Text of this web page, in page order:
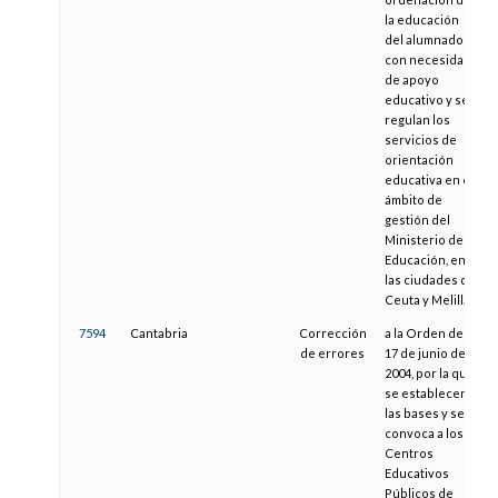
la educación
del alumnado
con necesidad
de apoyo
educativo y se
regulan los
servicios de
orientación
educativa en el
ámbito de
gestión del
Ministerio de
Educación, en
las ciudades de
Ceuta y Melilla
7594 Cantabria
Corrección
de errores
a la Orden de
17 de junio de
2004, por la que
se establecen
las bases y se
convoca a los
Centros
Educativos
Públicos de